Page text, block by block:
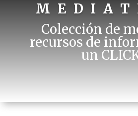
Colección de
recursos de
un